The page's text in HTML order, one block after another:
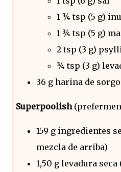
1 ¾ tsp (5 g)
1 ¾ tsp (5 g)
2 tsp (3 g)
¾ tsp (3 g)
36 g harina de sorgo
Superpoolish
159 g ingredientes
mezcla de arriba)
1,50 g levadura seca